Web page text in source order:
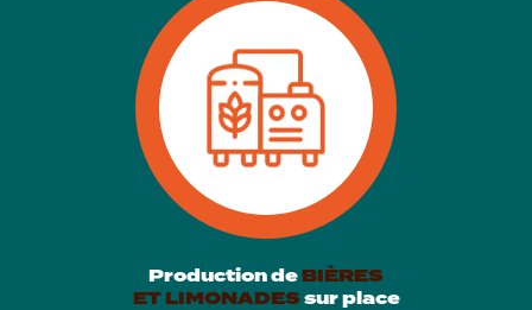
Production de BIÈRES
ET LIMONADESsur place